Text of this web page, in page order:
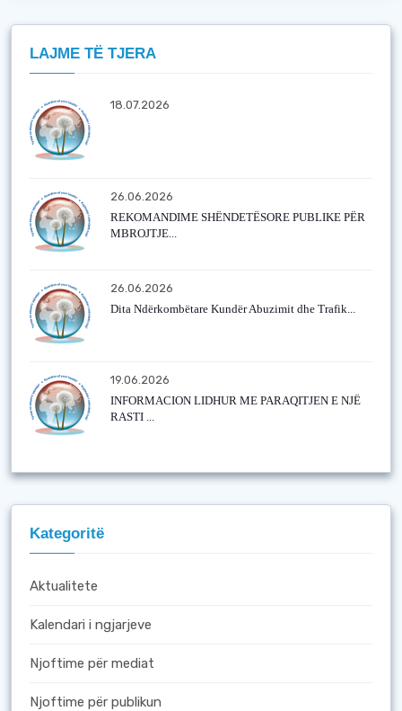
LAJME TË TJERA
18.07.2026
26.06.2026
REKOMANDIME SHËNDETËSORE PUBLIKE PËR
MBROJTJE...
26.06.2026
Dita Ndërkombëtare Kundër Abuzimit dhe Trafik...
19.06.2026
INFORMACION LIDHUR ME PARAQITJEN E NJË
RASTI ...
Kategoritë
Aktualitete
Kalendari i ngjarjeve
Njoftime për mediat
Njoftime për publikun